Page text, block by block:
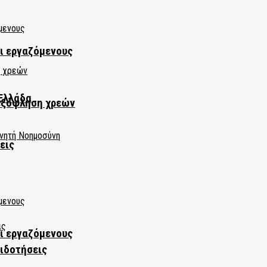
χρεών
εργαζόμενους
εργαζόμενους